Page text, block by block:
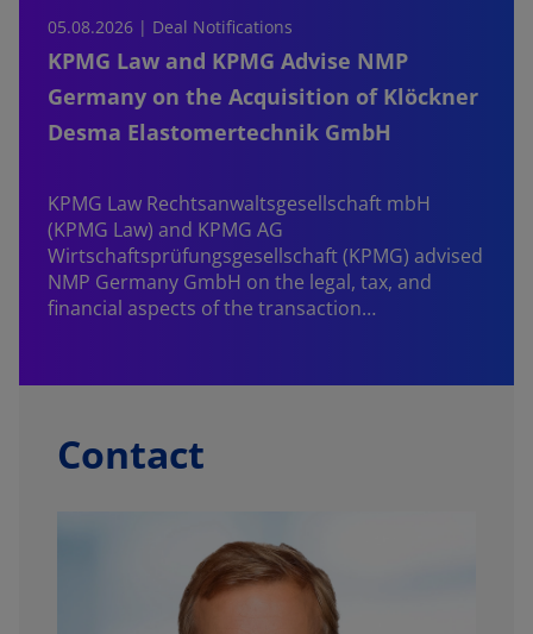
05.08.2026 | Deal Notifications
KPMG Law and KPMG Advise NMP
Germany on the Acquisition of Klöckner
Desma Elastomertechnik GmbH
KPMG Law Rechtsanwaltsgesellschaft mbH
(KPMG Law) and KPMG AG
Wirtschaftsprüfungsgesellschaft (KPMG) advised
NMP Germany GmbH on the legal, tax, and
financial aspects of the transaction…
Contact